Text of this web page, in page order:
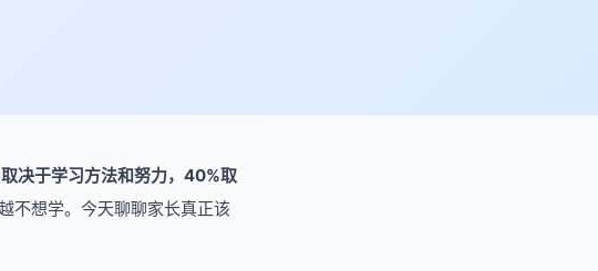
决于学习方法和努力，40%取
不想学。今天聊聊家长真正该